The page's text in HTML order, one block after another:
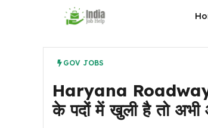
GOV JOBS
Haryana
के पदों में खुली है तो